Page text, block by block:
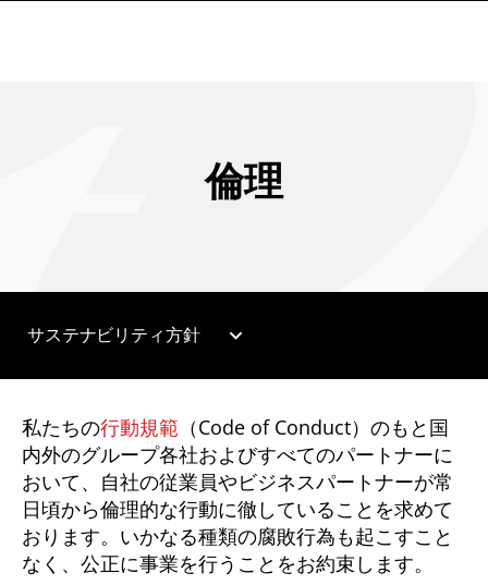
倫理
サステナビリティ方針 expand_more
私たちの行動規範 （Code of Conduct）のもと国
内外のグループ各社およびすべてのパートナーに
おいて、自社の従業員やビジネスパートナーが常
日頃から倫理的な行動に徹していることを求めて
おります。いかなる種類の腐敗行為も起こすこと
なく、公正に事業を行うことをお約束します。